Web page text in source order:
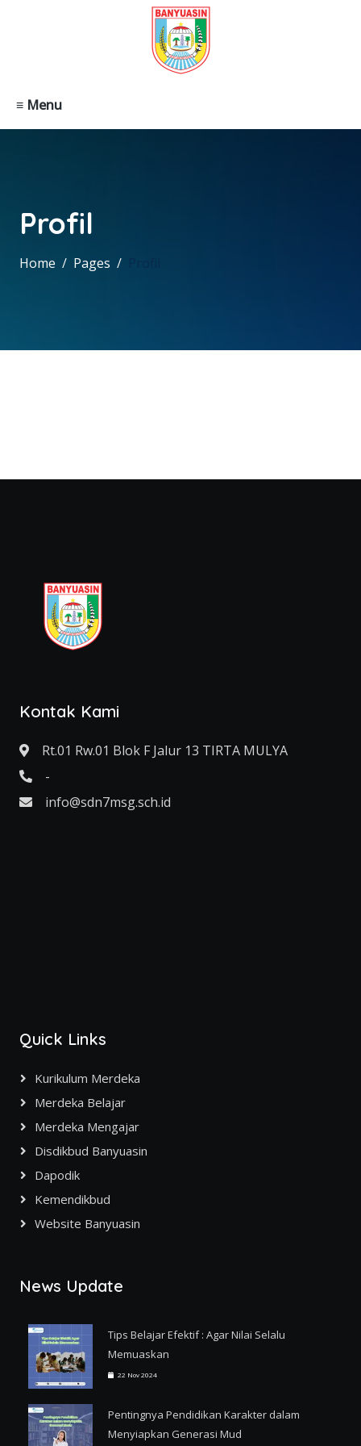
≡ Menu
Profil
Home Pages
Kontak Kami
Rt.01 Rw.01 Blok F Jalur 13 TIRTA MULYA
-
info@sdn7msg.sch.id
Quick Links
Kurikulum Merdeka
Merdeka Belajar
Merdeka Mengajar
Disdikbud Banyuasin
Dapodik
Kemendikbud
Website Banyuasin
News Update
Tips Belajar Efektif : Agar Nilai Selalu
Memuaskan
22 Nov 2024
Pentingnya Pendidikan Karakter dalam
Menyiapkan Generasi Mud